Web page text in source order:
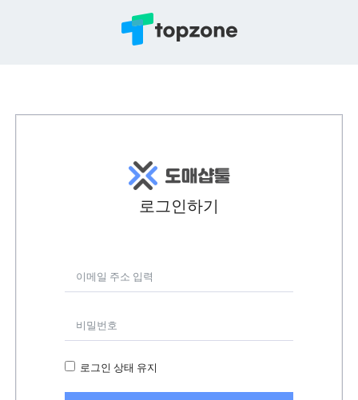
로그인하기
로그인 상태 유지